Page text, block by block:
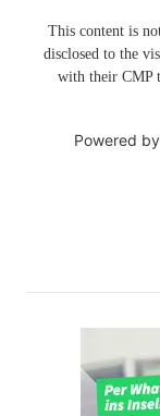
This content is
disclosed to the
with their CMP
Powered by